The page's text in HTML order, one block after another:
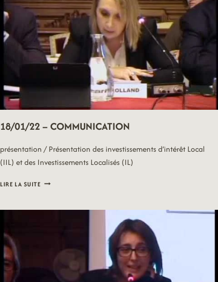
18/01/22 – COMMUNICATION
présentation / Présentation des investissements d’intérêt Local
(IIL) et des Investissements Localisés (IL)
LIRE LA SUITE18/01/22